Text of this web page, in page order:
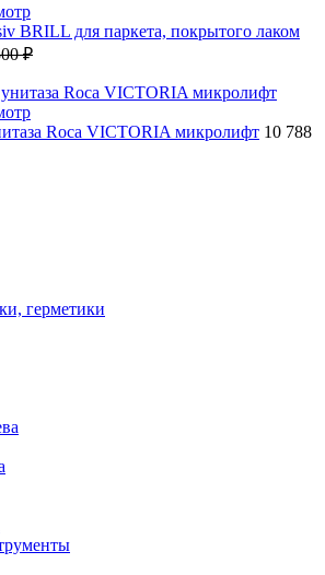
BRILL для паркета, покрытого лаком
₽
Roca VICTORIA микролифт 10 788
герметики